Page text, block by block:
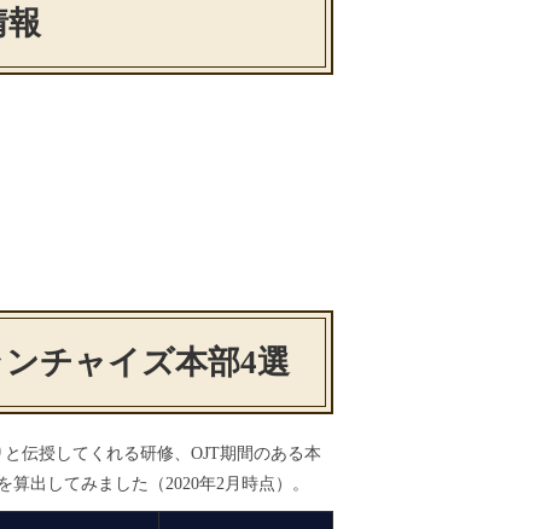
チャイズ本部4選
伝授してくれる研修、OJT期間のある本
出してみました（2020年2月時点）。